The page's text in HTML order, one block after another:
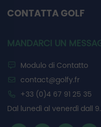
CONTATTA GOLF
MANDARCI UN
Modulo di Contatto
contact@golfy.fr
+33 (0)4 67 91 25 35
Dal lunedì al venerdì dall